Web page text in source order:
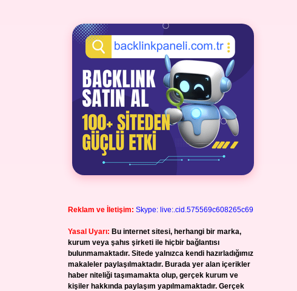
Reklam ve İletişim: Skype: live:.cid.575569c608265c69
Yasal Uyarı: Bu internet sitesi, herhangi bir marka,
kurum veya şahıs şirketi ile hiçbir bağlantısı
bulunmamaktadır. Sitede yalnızca kendi hazırladığımız
makaleler paylaşılmaktadır. Burada yer alan içerikler
haber niteliği taşımamakta olup, gerçek kurum ve
kişiler hakkında paylaşım yapılmamaktadır. Gerçek